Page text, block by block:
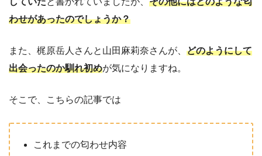
わせがあったのでしょうか？
また、梶原岳人さんと山田麻莉奈さんが、 どのようにして
出会ったのか馴れ初めが気になりますね。
そこで、こちらの記事では
これまでの匂わせ内容